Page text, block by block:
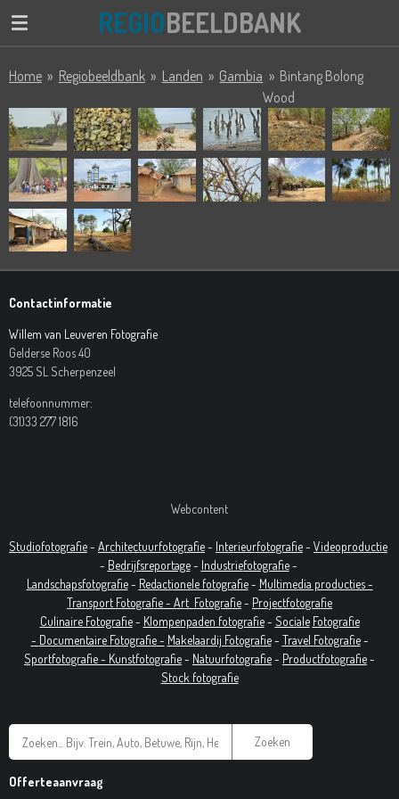
Ga
de
REGIOBEELDBANK
Home » Regiobeeldbank » Landen » Gambia » Bintang Bolong
Wood
Contactinformatie
Willem van Leuveren Fotografie
Gelderse Roos 40
3925 SL Scherpenzeel
telefoonnummer:
(31)33 277 1816
Webcontent
Studiofotografie- Architectuurfotografie- Interieurfotografie- Videoproductie
- Bedrijfsreportage- Industriefotografie-
Landschapsfotografie- Redactionele fotografie- Multimedia producties -
Transport Fotografie - Art Fotografie- Projectfotografie
Culinaire Fotografie- Klompenpaden fotografie- Sociale Fotografie
- Documentaire Fotografie- Makelaardij Fotografie- Travel Fotografie-
Sportfotografie - Kunstfotografie- Natuurfotografie- Productfotografie-
Stock fotografie
Zoeken
Offerteaanvraag